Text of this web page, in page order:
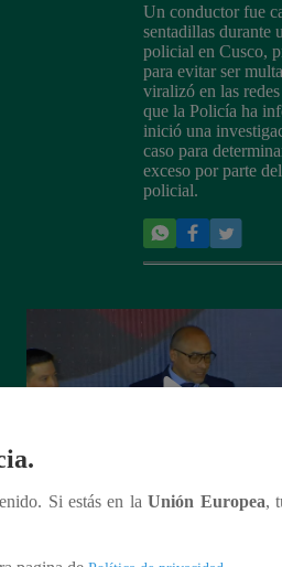
Un conductor fue
sentadillas durante
policial en Cusco,
para evitar ser
viralizó en las
que la Policía ha
inició una
caso para
exceso por parte
policial.
Latina Noticias gana Premios Iris
Si estás en laUnión Europea,